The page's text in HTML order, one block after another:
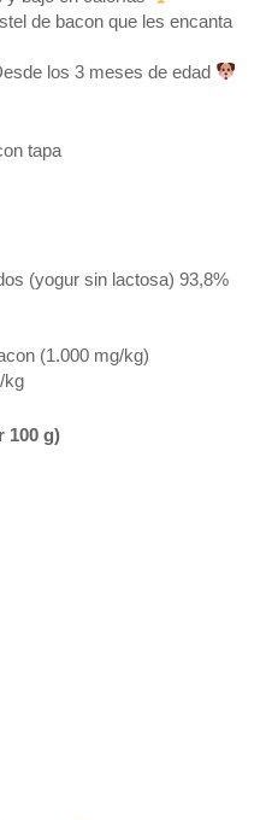
de bacon que les encanta
los 3 meses de edad
tapa
(yogur sin lactosa) 93,8%
(1.000 mg/kg)
kg
100 g)